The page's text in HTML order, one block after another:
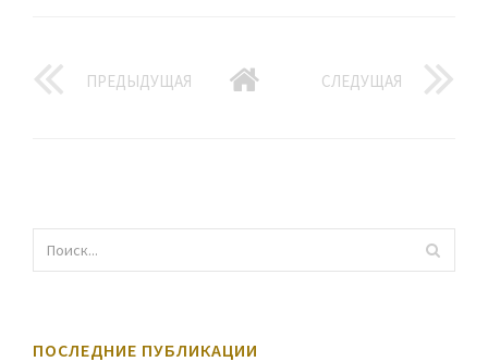
ПРЕДЫДУЩАЯ СЛЕДУЩАЯ
ПОСЛЕДНИЕ ПУБЛИКАЦИИ